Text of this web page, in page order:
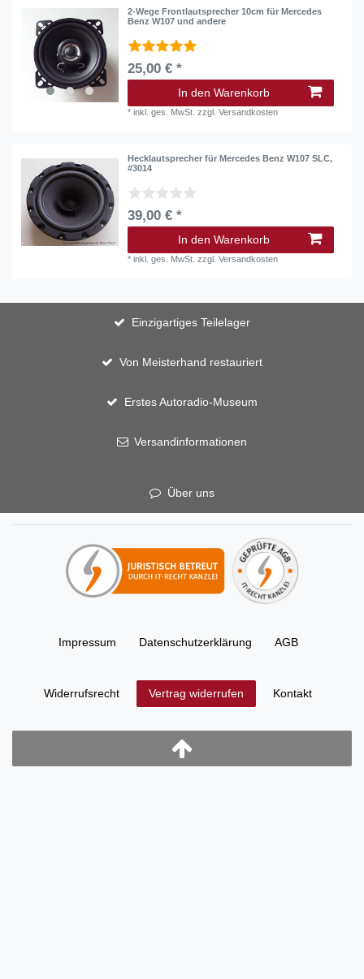
2-Wege Frontlautsprecher 10cm für Mercedes
Benz W107 und andere
25,00 € *
In den Warenkorb
*inkl. ges. MwSt. zzgl.Versandkosten
Hecklautsprecher für Mercedes Benz W107 SLC,
#3014
39,00 € *
In den Warenkorb
*inkl. ges. MwSt. zzgl.Versandkosten
Einzigartiges Teilelager
Von Meisterhand restauriert
Erstes Autoradio-Museum
Versandinformationen
Über uns
Impressum Daten­schutz­erklärung AGB
Widerrufs­recht Vertrag widerrufen Kontakt